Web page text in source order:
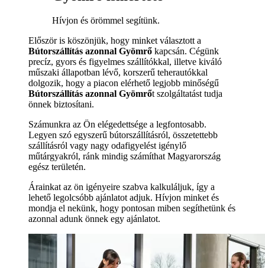
Hívjon és örömmel segítünk.
Először is köszönjük, hogy minket választott a
Bútorszállítás azonnal Gyömrő kapcsán. Cégünk
precíz, gyors és figyelmes szállítókkal, illetve kiváló
műszaki állapotban lévő, korszerű teherautókkal
dolgozik, hogy a piacon elérhető legjobb minőségű
Bútorszállítás azonnal Gyömrőt szolgáltatást tudja
önnek biztosítani.
Számunkra az Ön elégedettsége a legfontosabb.
Legyen szó egyszerű bútorszállításról, összetettebb
szállításról vagy nagy odafigyelést igénylő
műtárgyakról, ránk mindig számíthat Magyarország
egész területén.
Árainkat az ön igényeire szabva kalkuláljuk, így a
lehető legolcsóbb ajánlatot adjuk. Hívjon minket és
mondja el nekünk, hogy pontosan miben segíthetünk és
azonnal adunk önnek egy ajánlatot.